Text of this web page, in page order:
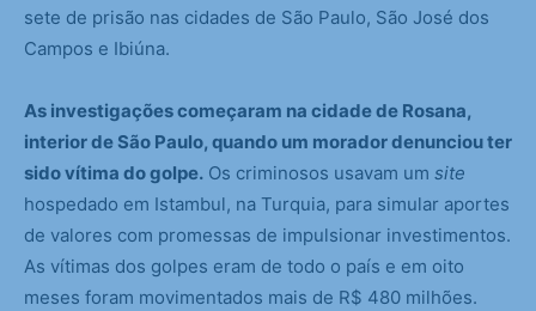
sete de prisão nas cidades de São Paulo, São José dos
Campos e Ibiúna.
As investigações começaram na cidade de Rosana,
interior de São Paulo, quando um morador denunciou ter
sido vítima do golpe. Os criminosos usavam um site
hospedado em Istambul, na Turquia, para simular aportes
de valores com promessas de impulsionar investimentos.
As vítimas dos golpes eram de todo o país e em oito
meses foram movimentados mais de R$ 480 milhões.